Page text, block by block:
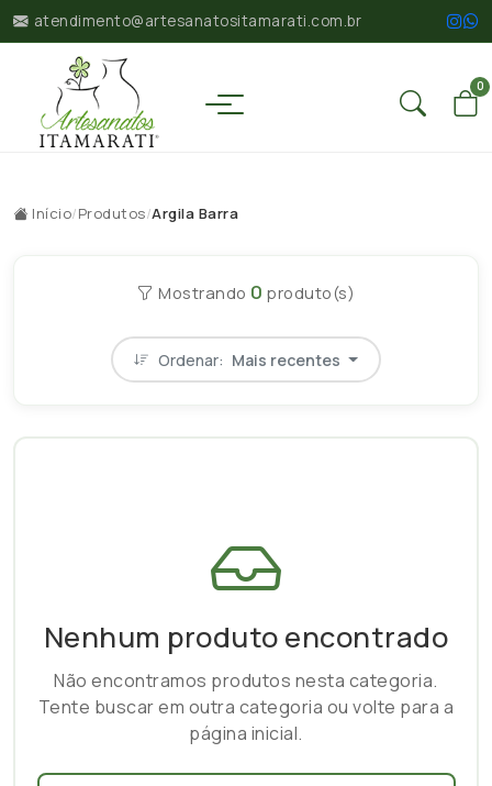
atendimento@artesanatositamarati.com.br
0
Início/Produtos/Argila Barra
Mostrando 0 produto(s)
Ordenar: Mais recentes
Nenhum produto encontrado
Não encontramos produtos nesta categoria.
Tente buscar em outra categoria ou volte para a
página inicial.